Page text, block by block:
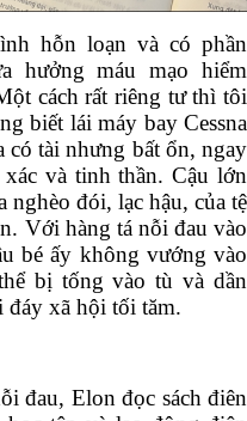
hỗn loạn và có phần
máu mạo hiểm
cách rất riêng tư thì
cũng biết lái máy bay
cha có tài nhưng bất
về thể xác và tinh thần.
tối của nghèo đói, lạc
liên miên. Với hàng
ít cơ hội để cậu bé ấy
phạm tội, có thể bị
bãi lầy dưới đáy